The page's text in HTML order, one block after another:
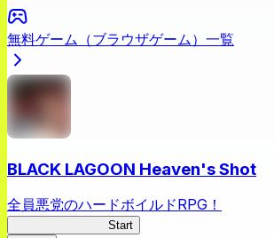
無料ゲーム（ブラウザゲーム）一覧
BLACK LAGOON Heaven's Shot
全員悪党のハードボイルドRPG！
Start